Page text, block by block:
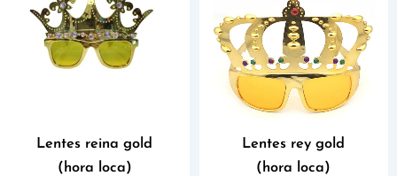
Lentes reina gold
(hora loca)
Lentes rey gold
(hora loca)